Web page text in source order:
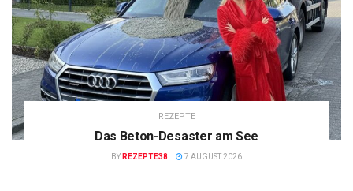
REZEPTE
Das Beton-Desaster am See
BY REZEPTE38 7 AUGUST 2026